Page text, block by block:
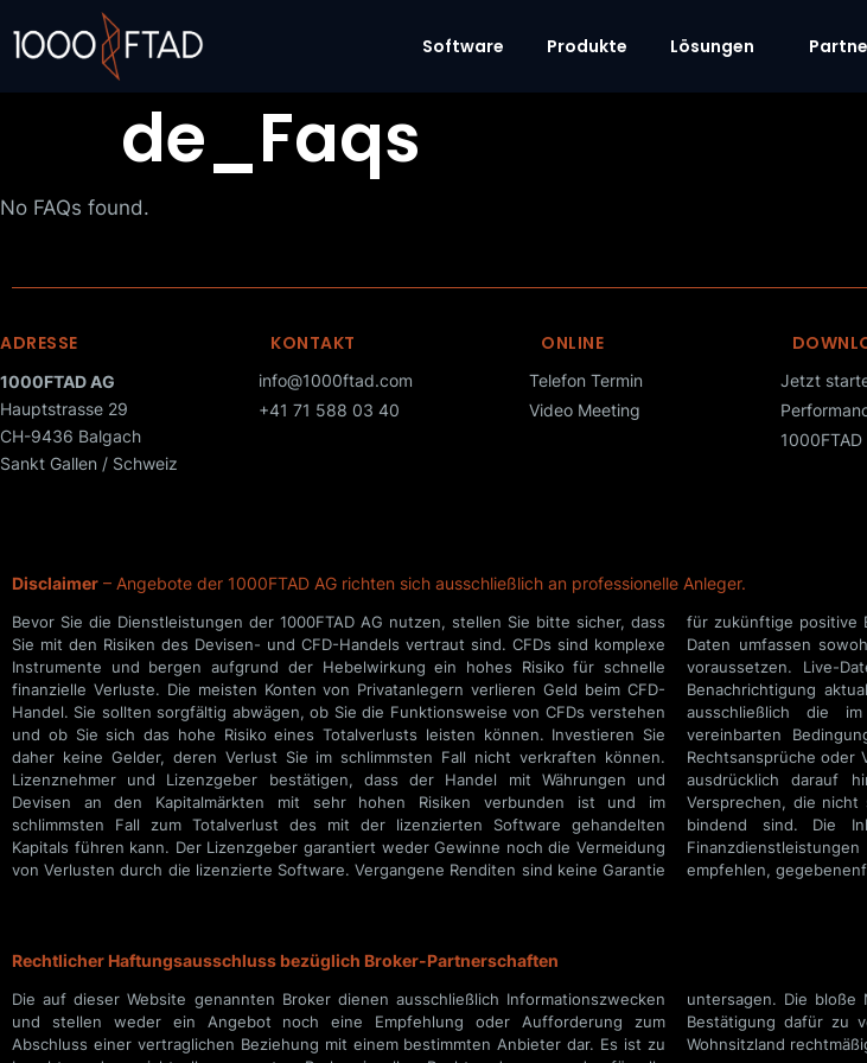
Software Produkte Lösungen
de_Faqs
No FAQs found.
ADRESSE
1000FTAD AG
Hauptstrasse 29
CH-9436 Balgach
Sankt Gallen / Schweiz
KONTAKT
info@1000ftad.com
+41 71 588 03 40
ONLINE
Telefon Termin
Video Meeting
Jetzt
Disclaimer – Angebote der 1000FTAD AG richten sich ausschließlich an professionelle Anleger.
Bevor Sie die Dienstleistungen der 1000FTAD AG nutzen, stellen Sie bitte sicher, dass
Sie mit den Risiken des Devisen- und CFD-Handels vertraut sind. CFDs sind komplexe
Instrumente und bergen aufgrund der Hebelwirkung ein hohes Risiko für schnelle
finanzielle Verluste. Die meisten Konten von Privatanlegern verlieren Geld beim CFD-
Handel. Sie sollten sorgfältig abwägen, ob Sie die Funktionsweise von CFDs verstehen
und ob Sie sich das hohe Risiko eines Totalverlusts leisten können. Investieren Sie
daher keine Gelder, deren Verlust Sie im schlimmsten Fall nicht verkraften können.
Lizenznehmer und Lizenzgeber bestätigen, dass der Handel mit Währungen und
Devisen an den Kapitalmärkten mit sehr hohen Risiken verbunden ist und im
schlimmsten Fall zum Totalverlust des mit der lizenzierten Software gehandelten
Kapitals führen kann. Der Lizenzgeber garantiert weder Gewinne noch die Vermeidung
von Verlusten durch die lizenzierte Software. Vergangene Renditen sind keine Garantie
für zukünftige positive Ergebnisse. Die auf dieser Website dargestellten Performance-
Daten umfassen sowohl Demo- als auch Live-Konten und können ein Mindestkonto
voraussetzen. Live-Daten werden nach jedem abgeschlossenen Trade per Push-
Benachrichtigung aktualisiert. Alle Daten werden anonymisiert dargestellt. Es gelten
ausschließlich die im Lizenzvertrag zwischen Lizenznehmer und Lizenzgeber
vereinbarten Bedingungen. Aussagen oder Informationen Dritter begründen keine
Rechtsansprüche oder Verpflichtungen gegenüber dem Unternehmen. Kunden werden
ausdrücklich darauf hingewiesen, dass alle Vereinbarungen, Zusicherungen oder
Versprechen, die nicht schriftlich vom Unternehmen bestätigt wurden, rechtlich nicht
bindend sind. Die Inhalte dieser Website dürfen NICHT mit Anlageberatung,
Finanzdienstleistungen oder Vermögensverwaltung verwechselt werden! Wir
empfehlen,
Rechtlicher Haftungsausschluss bezüglich Broker-Partnerschaften
Die auf dieser Website genannten Broker dienen ausschließlich Informationszwecken
und stellen weder ein Angebot noch eine Empfehlung oder Aufforderung zum
Abschluss einer vertraglichen Beziehung mit einem bestimmten Anbieter dar. Es ist zu
untersagen. Die bloße
Bestätigung dafür zu
Wohnsitzland